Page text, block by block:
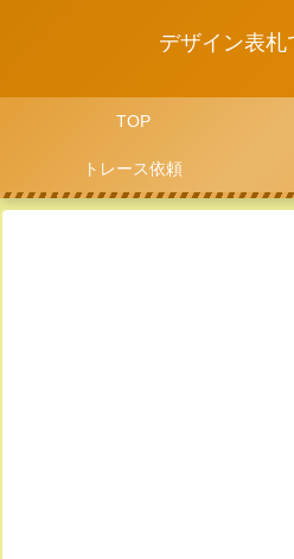
デザイン表札
TOP
トレース依頼